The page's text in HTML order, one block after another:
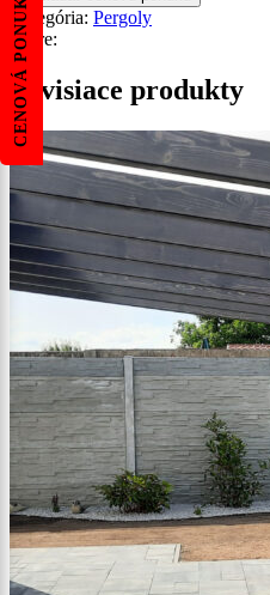
Kategória: Pergoly
Share:
Súvisiace produkty
CENOVÁ PONUKA